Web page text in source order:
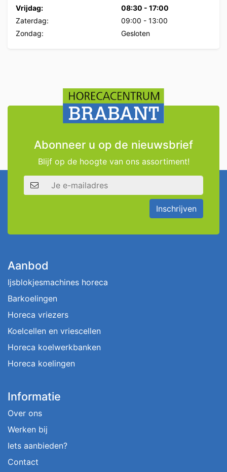
Vrijdag:
08:30 - 17:00
Zaterdag:
09:00 - 13:00
Zondag:
Gesloten
Abonneer u op de nieuwsbrief
Blijf op de hoogte van ons assortiment!
E-mailadres
Inschrijven
Aanbod
Ijsblokjesmachines horeca
Barkoelingen
Horeca vriezers
Koelcellen en vriescellen
Horeca koelwerkbanken
Horeca koelingen
Informatie
Over ons
Werken bij
Iets aanbieden?
Contact